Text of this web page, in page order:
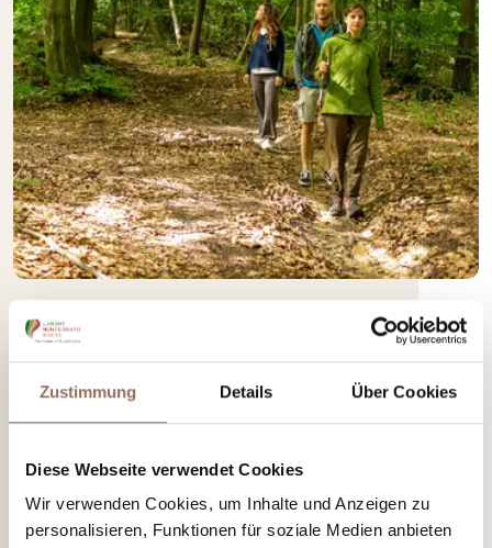
Zustimmung Details Über Cookies
Diese Webseite verwendet Cookies
Wir verwenden Cookies, um Inhalte und Anzeigen zu
personalisieren, Funktionen für soziale Medien anbieten
Wanderführern
Wenn du dieWanderführern von Langhe Monferrato Roero
kontaktieren möchtest, findest hier alle Informationen